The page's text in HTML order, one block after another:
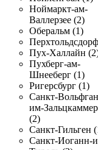
Ноймаркт-ам-
Валлерзее (2)
Оберальм (1)
Пух-Халлайн
Пухберг-ам-
Шнееберг (1)
Ригерсбург (1)
Санкт-
им-
(2)
Санкт-Гильген
Санкт-Иоганн-